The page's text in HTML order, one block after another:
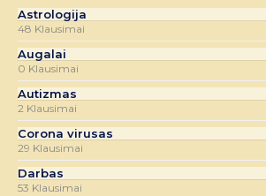
Astrologija
48 Klausimai
Augalai
0 Klausimai
Autizmas
2 Klausimai
Corona virusas
29 Klausimai
Darbas
53 Klausimai